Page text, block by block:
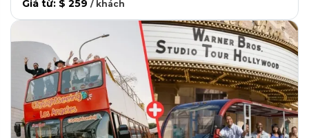
Giá từ: $ 259 / khách